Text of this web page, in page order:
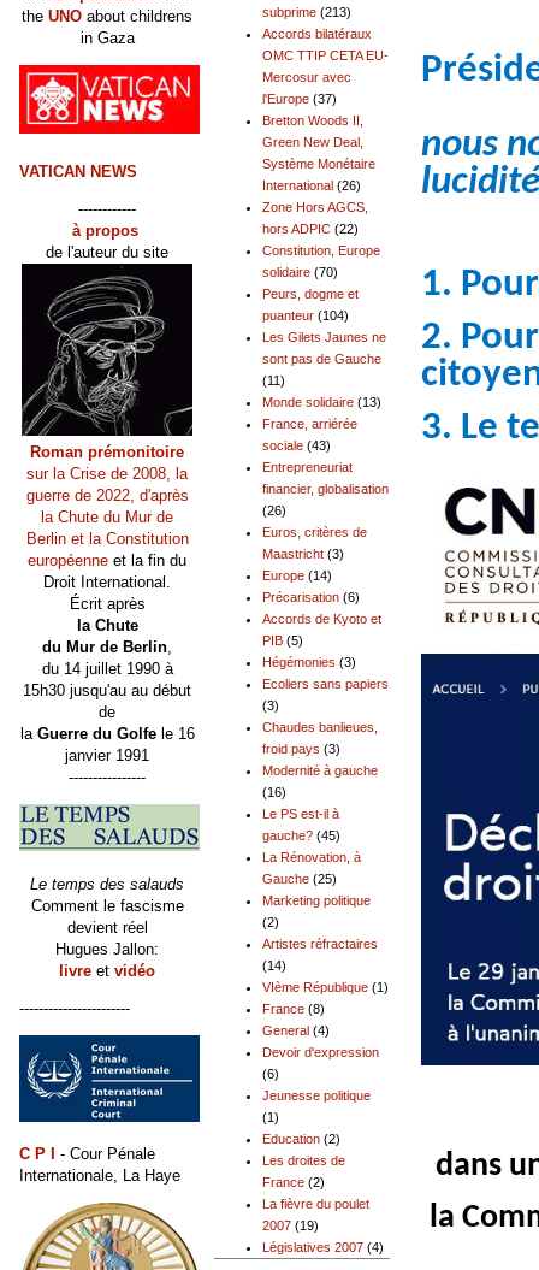
nous
1.
2.
3. Le
dans
la
subprime (213)
Accords bilatéraux
OMC TTIP CETA EU-
Mercosur avec
l'Europe (37)
Bretton Woods II,
Green New Deal,
Système Monétaire
International (26)
Zone Hors AGCS,
hors ADPIC (22)
Constitution, Europe
solidaire (70)
Peurs, dogme et
puanteur (104)
Les Gilets Jaunes ne
sont pas de Gauche
(11)
Monde solidaire (13)
France, arriérée
sociale (43)
Entrepreneuriat
financier, globalisation
(26)
Euros, critères de
Maastricht (3)
Europe (14)
Précarisation (6)
Accords de Kyoto et
PIB (5)
Hégémonies (3)
Ecoliers sans papiers
(3)
Chaudes banlieues,
froid pays (3)
Modernité à gauche
(16)
Le PS est-il à
gauche? (45)
La Rénovation, à
Gauche (25)
Marketing politique
(2)
Artistes réfractaires
(14)
VIème République (1)
France (8)
General (4)
Devoir d'expression
(6)
Jeunesse politique
(1)
Education (2)
Les droites de
France (2)
La fièvre du poulet
2007 (19)
Législatives 2007 (4)
the UNO about childrens
in Gaza
VATICAN NEWS
------------
à propos
de l'auteur du site
Roman prémonitoire
sur la Crise de 2008, la
guerre de 2022, d'après
la Chute du Mur de
Berlin et la Constitution
européenne et la fin du
Droit International.
Écrit après
la Chute
du Mur de Berlin,
du 14 juillet 1990 à
15h30 jusqu'au au début
de
la Guerre du Golfele 16
janvier 1991
----------------
Le temps des salauds
Comment le fascisme
devient réel
Hugues Jallon:
livre et vidéo
-----------------------
C P I
- Cour Pénale
Internationale, La Haye